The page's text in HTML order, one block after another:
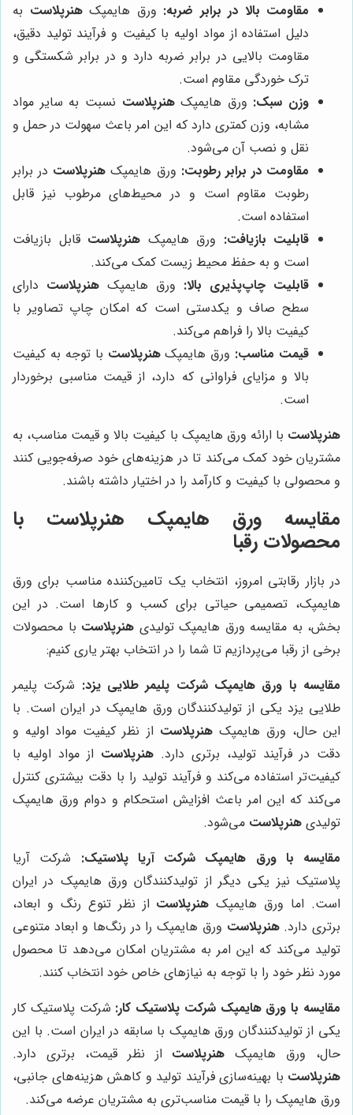
مقاومت بالا در برابر ضربه: ورق هایمپکهنرپلاست به
دلیل استفاده از مواد اولیه با کیفیت و فرآیند تولید دقیق،
مقاومت بالایی در برابر ضربه دارد و در برابر شکستگی و
ترک خوردگی مقاوم است.
وزن سبک: ورق هایمپکهنرپلاست نسبت به سایر مواد
مشابه، وزن کمتری دارد که این امر باعث سهولت در حمل و
نقل و نصب آن می‌شود.
مقاومت در برابر رطوبت: ورق هایمپک هنرپلاست در برابر
رطوبت مقاوم است و در محیط‌های مرطوب نیز قابل
استفاده است.
قابلیت بازیافت: ورق هایمپک هنرپلاست قابل بازیافت
است و به حفظ محیط زیست کمک می‌کند.
قابلیت چاپ‌پذیری بالا: ورق هایمپک هنرپلاست دارای
سطح صاف و یکدستی است که امکان چاپ تصاویر با
کیفیت بالا را فراهم می‌کند.
قیمت مناسب: ورق هایمپکهنرپلاست با توجه به کیفیت
بالا و مزایای فراوانی که دارد، از قیمت مناسبی برخوردار
است.
هنرپلاست با ارائه ورق هایمپک با کیفیت بالا و قیمت مناسب، به
مشتریان خود کمک می‌کند تا در هزینه‌های خود صرفه‌جویی کنند
و محصولی با کیفیت و کارآمد را در اختیار داشته باشند.
مقایسه ورق هایمپک هنرپلاست با
محصولات رقبا
در بازار رقابتی امروز، انتخاب یک تامین‌کننده مناسب برای ورق
هایمپک، تصمیمی حیاتی برای کسب و کارها است. در این
بخش، به مقایسه ورق هایمپک تولیدی هنرپلاست با محصولات
برخی از رقبا می‌پردازیم تا شما را در انتخاب بهتر یاری کنیم:
مقایسه با ورق هایمپک شرکت پلیمر طلایی یزد: شرکت پلیمر
طلایی یزد یکی از تولیدکنندگان ورق هایمپک در ایران است. با
این حال، ورق هایمپکهنرپلاست از نظر کیفیت مواد اولیه و
دقت در فرآیند تولید، برتری دارد. هنرپلاست از مواد اولیه با
کیفیت‌تر استفاده می‌کند و فرآیند تولید را با دقت بیشتری کنترل
می‌کند که این امر باعث افزایش استحکام و دوام ورق هایمپک
تولیدی هنرپلاست می‌شود.
مقایسه با ورق هایمپک شرکت آریا پلاستیک: شرکت آریا
پلاستیک نیز یکی دیگر از تولیدکنندگان ورق هایمپک در ایران
است. اما ورق هایمپک هنرپلاست از نظر تنوع رنگ و ابعاد،
برتری دارد.هنرپلاست ورق هایمپک را در رنگ‌ها و ابعاد متنوعی
تولید می‌کند که این امر به مشتریان امکان می‌دهد تا محصول
مورد نظر خود را با توجه به نیازهای خاص خود انتخاب کنند.
مقایسه با ورق هایمپک شرکت پلاستیک کار: شرکت پلاستیک کار
یکی از تولیدکنندگان ورق هایمپک با سابقه در ایران است. با این
حال، ورق هایمپک هنرپلاست از نظر قیمت، برتری دارد.
هنرپلاست با بهینه‌سازی فرآیند تولید و کاهش هزینه‌های جانبی،
ورق هایمپک را با قیمت مناسب‌تری به مشتریان عرضه می‌کند.